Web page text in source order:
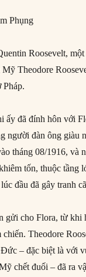
Phụng
Roosevelt,
Theodore
Pháp.
ấy đã đính hôn với
người đàn ông giàu
tháng 08/1916, và
tốn, thuộc tầng
đầu đã gây tranh
gửi cho Flora, từ khi
Theodore
– đặc biệt là với
chết đuối – đã ra